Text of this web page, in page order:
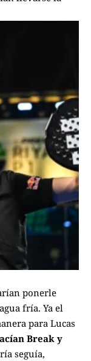
ponerle
fría. Ya el
para Lucas
Break y
seguía,